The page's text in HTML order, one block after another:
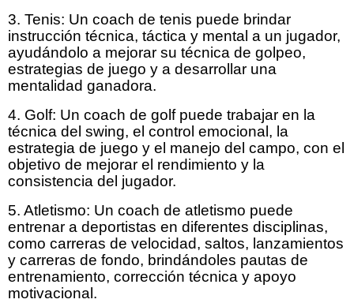
3. Tenis: Un coach de tenis puede brindar
instrucción técnica, táctica y mental a un jugador,
ayudándolo a mejorar su técnica de golpeo,
estrategias de juego y a desarrollar una
mentalidad ganadora.
4. Golf: Un coach de golf puede trabajar en la
técnica del swing, el control emocional, la
estrategia de juego y el manejo del campo, con el
objetivo de mejorar el rendimiento y la
consistencia del jugador.
5. Atletismo: Un coach de atletismo puede
entrenar a deportistas en diferentes disciplinas,
como carreras de velocidad, saltos, lanzamientos
y carreras de fondo, brindándoles pautas de
entrenamiento, corrección técnica y apoyo
motivacional.